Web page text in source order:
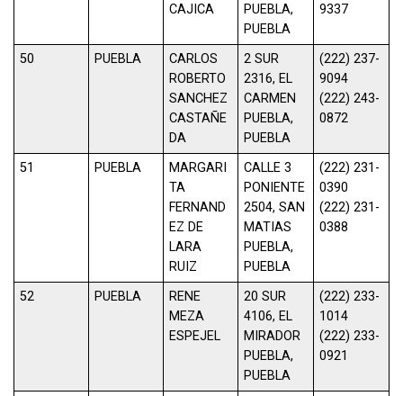
CAJICA
PUEBLA,
PUEBLA
9337
50 PUEBLA
CARLOS
ROBERTO
SANCHEZ
CASTAÑE
DA
2 SUR
2316, EL
CARMEN
PUEBLA,
PUEBLA
(222) 237-
9094
(222) 243-
0872
51 PUEBLA
MARGARI
TA
FERNAND
EZ DE
LARA
RUIZ
CALLE 3
PONIENTE
2504, SAN
MATIAS
PUEBLA,
PUEBLA
(222) 231-
0390
(222) 231-
0388
52 PUEBLA
RENE
MEZA
ESPEJEL
20 SUR
4106, EL
MIRADOR
PUEBLA,
PUEBLA
(222) 233-
1014
(222) 233-
0921